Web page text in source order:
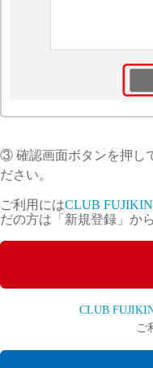
③ 確認画面ボタンを押し
ださい。
ご利用にはCLUB FUJIKIN
だの方は「新規登録」か
CLUB
ご